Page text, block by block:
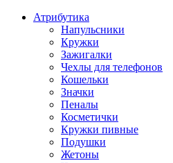
Атрибутика
Напульсники
Кружки
Зажигалки
Чехлы для телефонов
Кошельки
Значки
Пеналы
Косметички
Кружки пивные
Подушки
Жетоны